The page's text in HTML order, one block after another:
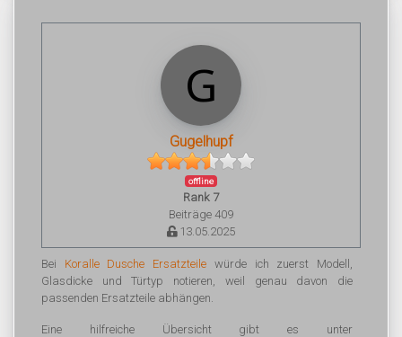
Gugelhupf
offline
Rank 7
Beiträge 409
13.05.2025
Bei Koralle Dusche Ersatzteile würde ich zuerst Modell,
Glasdicke und Türtyp notieren, weil genau davon die
passenden Ersatzteile abhängen.
Eine hilfreiche Übersicht gibt es unter